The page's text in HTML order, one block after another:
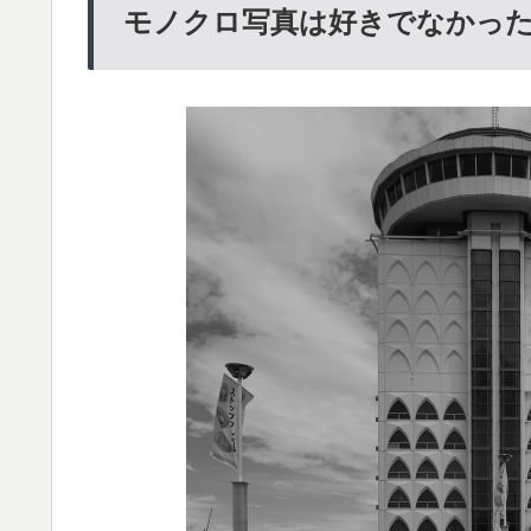
モノクロ写真は好きでなかっ